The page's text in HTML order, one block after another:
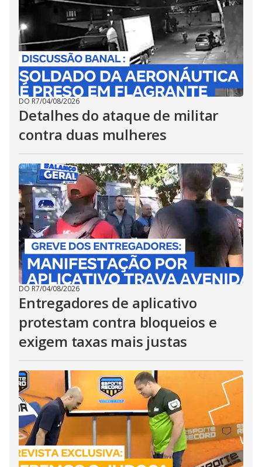
DO R7/04/08/2026
Detalhes do ataque de militar
contra duas mulheres
DO R7/04/08/2026
Entregadores de aplicativo
protestam contra bloqueios e
exigem taxas mais justas